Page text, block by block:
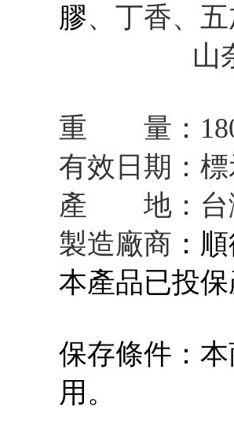
膠、丁香、
山奈
重 量：180
有效日期：
產 地：台
製造廠商 ：
本產品已投
保存條件：
用。